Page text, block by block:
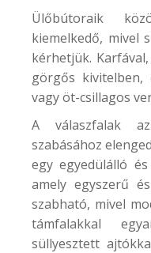
Ülőbútoraik
kiemelkedő, mivel
kérhetjük.
görgős kivitelben,
vagy öt-csillagos
A válaszfalak
szabásához
egy egyedülálló
amely egyszerű
szabható, mivel
támfalakkal
süllyesztett